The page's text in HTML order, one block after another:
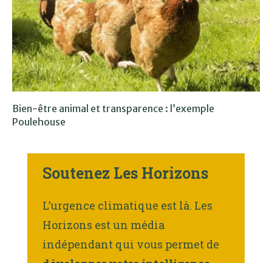
Bien-être animal et transparence : l’exemple
Poulehouse
Soutenez Les Horizons
L’urgence climatique est là. Les
Horizons est un média
indépendant qui vous permet de